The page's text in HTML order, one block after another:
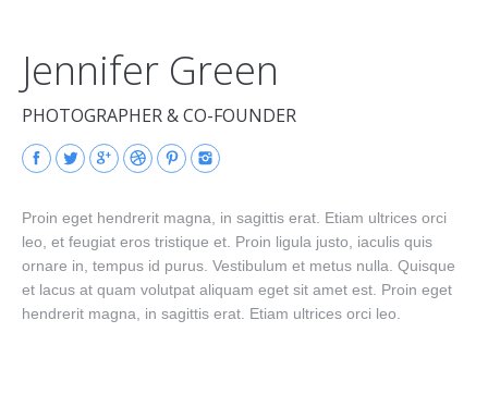
Jennifer Green
PHOTOGRAPHER & CO-FOUNDER
Proin eget hendrerit magna, in sagittis erat. Etiam ultrices orci
leo, et feugiat eros tristique et. Proin ligula justo, iaculis quis
ornare in, tempus id purus. Vestibulum et metus nulla. Quisque
et lacus at quam volutpat aliquam eget sit amet est. Proin eget
hendrerit magna, in sagittis erat. Etiam ultrices orci leo.